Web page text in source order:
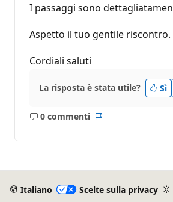
I passaggi sono
Aspetto il tuo gentile riscontro.
Cordiali saluti
La risposta è stata utile? Sì
0 commenti
Nessun
Italiano Scelte sulla privacy